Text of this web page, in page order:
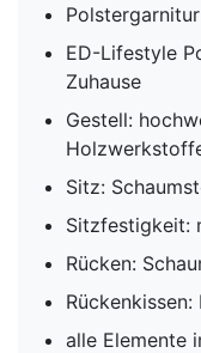
ED-Lifestyle
Zuhause
Gestell:
Sitz:
Sitzfestigkeit:
Rücken:
alle Elemente